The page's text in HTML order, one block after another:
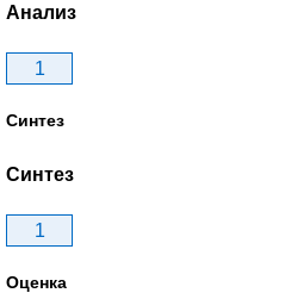
Анализ
1
Синтез
Синтез
1
Оценка